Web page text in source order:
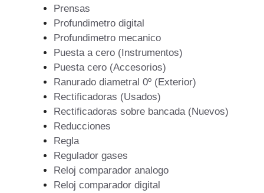
Prensas
Profundimetro digital
Profundimetro mecanico
Puesta a cero (Instrumentos)
Puesta cero (Accesorios)
Ranurado diametral 0º (Exterior)
Rectificadoras (Usados)
Rectificadoras sobre bancada (Nuevos)
Reducciones
Regla
Regulador gases
Reloj comparador analogo
Reloj comparador digital